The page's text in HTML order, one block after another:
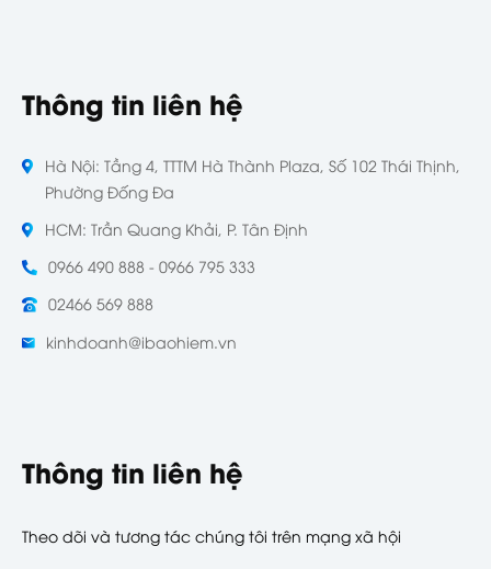
Thông tin liên hệ
Hà Nội: Tầng 4, TTTM Hà Thành Plaza, Số 102 Thái Thịnh,
Phường Đống Đa
HCM: Trần Quang Khải, P. Tân Định
0966 490 888 - 0966 795 333
02466 569 888
kinhdoanh@ibaohiem.vn
Thông tin liên hệ
Theo dõi và tương tác chúng tôi trên mạng xã hội